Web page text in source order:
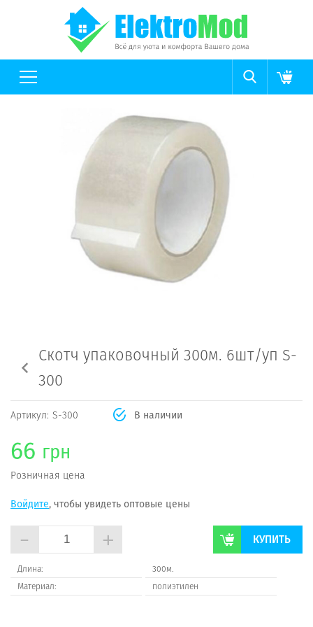
Скотч упаковочный 300м. 6шт/уп S-
300
Артикул: S-300 В наличии
66 грн
Розничная цена
Войдите, чтобы увидеть оптовые цены
- + КУПИТЬ
Длина:
300м.
Материал:
полиэтилен